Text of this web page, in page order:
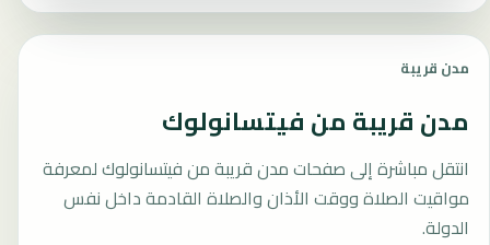
مدن قريبة
مدن قريبة من فيتسانولوك
انتقل مباشرة إلى صفحات مدن قريبة من فيتسانولوك لمعرفة
مواقيت الصلاة ووقت الأذان والصلاة القادمة داخل نفس
الدولة.